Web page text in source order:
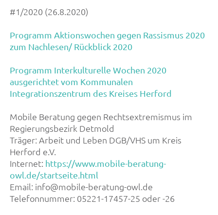
#1/2020 (26.8.2020)
Programm Aktionswochen gegen Rassismus 2020
zum Nachlesen/ Rückblick 2020
Programm Interkulturelle Wochen 2020
ausgerichtet vom Kommunalen
Integrationszentrum des Kreises Herford
Mobile Beratung gegen Rechtsextremismus im
Regierungsbezirk Detmold
Träger: Arbeit und Leben DGB/VHS um Kreis
Herford e.V.
Internet: https://www.mobile-beratung-
owl.de/startseite.html
Email: info@mobile-beratung-owl.de
Telefonnummer: 05221-17457-25 oder -26